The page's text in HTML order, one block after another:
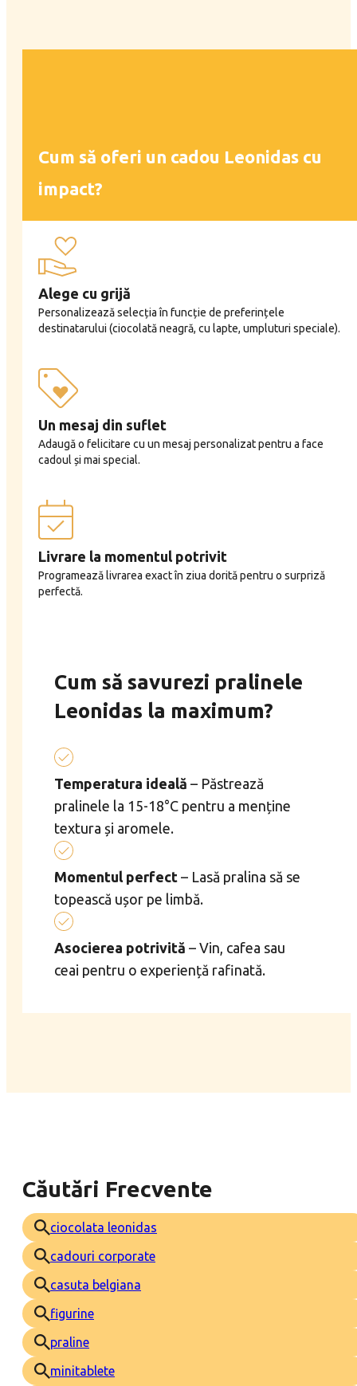
Cum să oferi un cadou Leonidas cu
impact?
Alege cu grijă
Personalizează selecția în funcție de preferințele
destinatarului (ciocolată neagră, cu lapte, umpluturi speciale).
Un mesaj din suflet
Adaugă o felicitare cu un mesaj personalizat pentru a face
cadoul și mai special.
Livrare la momentul potrivit
Programează livrarea exact în ziua dorită pentru o surpriză
perfectă.
Cum să savurezi pralinele
Leonidas la maximum?
Temperatura ideală – Păstrează
pralinele la 15-18°C pentru a menține
textura și aromele.
Momentul perfect – Lasă pralina să se
topească ușor pe limbă.
Asocierea potrivită – Vin, cafea sau
ceai pentru o experiență rafinată.
Căutări Frecvente
ciocolata leonidas
cadouri corporate
casuta belgiana
figurine
praline
minitablete